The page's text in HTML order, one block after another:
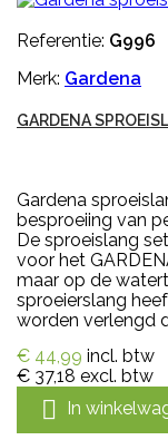
Referentie: G996
Merk: Gardena
GARDENA
Gardena
besproeiing van
De sproeislang
voor het
maar op de
sproeierslang
worden verlengd
€ 44,99 incl. btw
€ 37,18 excl. btw
 In